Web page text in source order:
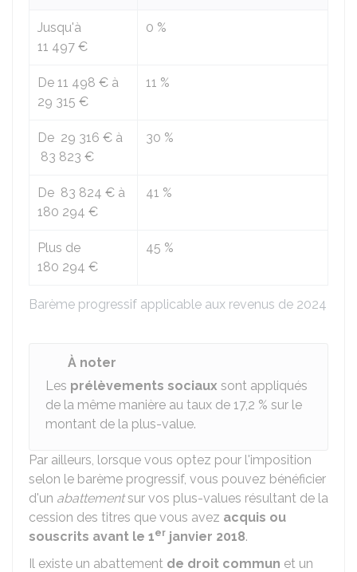
Barème progressif applicable aux revenus de 2024
Jusqu'à
11 497 €
0 %
De 11 498 € à
29 315 €
11 %
De 29 316 € à
83 823 €
30 %
De 83 824 € à
180 294 €
41 %
Plus de
180 294 €
45 %
À noter
Les prélèvements sociaux sont appliqués
de la même manière au taux de 17,2 % sur le
montant de la plus-value.
Par ailleurs, lorsque vous optez pour l'imposition
selon le barème progressif, vous pouvez bénéficier
d'un abattementsur vos plus-values résultant de la
cession des titres que vous avez acquis ou
souscrits avant le 1er janvier 2018.
Il existe un abattement de droit commun et un